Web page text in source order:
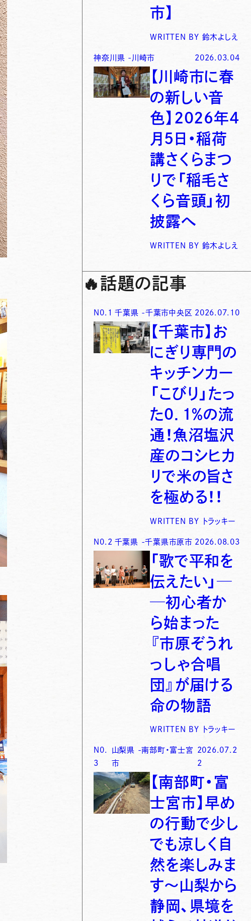
市】
WRITTEN BY 鈴木よしえ
神奈川県 - 川崎市 2026.03.04
【川崎市に春
の新しい音
色】2026年4
月5日・稲荷
講さくらまつ
りで「稲毛さ
くら音頭」初
披露へ
WRITTEN BY 鈴木よしえ
🔥 話題の記事
N0. 1 千葉県 -千葉市中央区 2026.07.10
【千葉市】お
にぎり専門の
キッチンカー
「こびり」たっ
た0．1％の流
通！魚沼塩沢
産のコシヒカ
リで米の旨さ
を極める！！
WRITTEN BY トラッキー
N0. 2 千葉県 -千葉県市原市 2026.08.03
「歌で平和を
伝えたい」─
─初心者か
ら始まった
『市原ぞうれ
っしゃ合唱
団』が届ける
命の物語
WRITTEN BY トラッキー
N0.
3
山梨県 -南部町・富士宮
市
2026.07.2
2
【南部町・富
士宮市】早め
の行動で少し
でも涼しく自
然を楽しみま
す〜山梨から
静岡、県境を